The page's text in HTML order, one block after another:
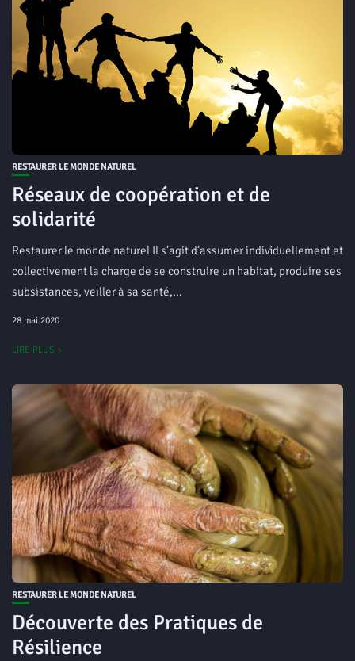
RESTAURER LE MONDE NATUREL
Réseaux de coopération et de
solidarité
Restaurer le monde naturel Il s’agit d’assumer individuellement et
collectivement la charge de se construire un habitat, produire ses
subsistances, veiller à sa santé,...
28 mai 2020
LIRE PLUS
RESTAURER LE MONDE NATUREL
Découverte des Pratiques de
Résilience